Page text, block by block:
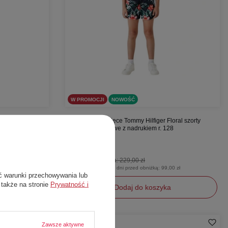
W PROMOCJI NOWOŚĆ
Spodenki chłopięce Tommy Hilfiger Floral szorty
kąpielowe plażowe z nadrukiem r. 128
Cena katalogowa:229,00 zł
Najniższa cena z 30 dni przed obniżką: 99,00 zł
Dodaj do koszyka
128
warunki przechowywania lub
na stronie Prywatność i
Zawsze aktywne